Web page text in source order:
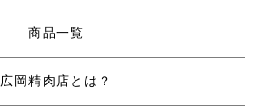
商品一覧
広岡精肉店とは？